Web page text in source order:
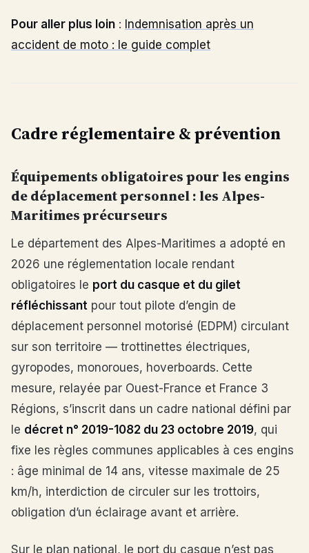
Pour aller plus loin : Indemnisation après un
accident de moto : le guide complet
Cadre réglementaire & prévention
Équipements obligatoires pour les engins
de déplacement personnel : les Alpes-
Maritimes précurseurs
Le département des Alpes-Maritimes a adopté en
2026 une réglementation locale rendant
obligatoires le port du casque et du gilet
réfléchissant pour tout pilote d’engin de
déplacement personnel motorisé (EDPM) circulant
sur son territoire — trottinettes électriques,
gyropodes, monoroues, hoverboards. Cette
mesure, relayée par Ouest-France et France 3
Régions, s’inscrit dans un cadre national défini par
le décret n° 2019-1082 du 23 octobre 2019, qui
fixe les règles communes applicables à ces engins
: âge minimal de 14 ans, vitesse maximale de 25
km/h, interdiction de circuler sur les trottoirs,
obligation d’un éclairage avant et arrière.
Sur le plan national, le port du casque n’est pas